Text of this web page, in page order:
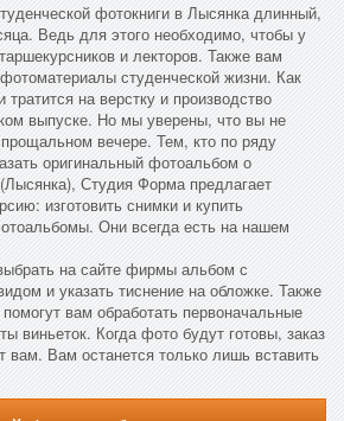
фотокниги в Лысянка длинный,
Ведь для этого необходимо, чтобы у
и лекторов. Также вам
студенческой жизни. Как
на верстку и производство
выпуске. Но мы уверены, что вы не
вечере. Тем, кто по ряду
оригинальный фотоальбом о
Студия Форма предлагает
изготовить снимки и купить
Они всегда есть на нашем
на сайте фирмы альбом с
и указать тиснение на обложке. Также
вам обработать первоначальные
виньеток. Когда фото будут готовы, заказ
Вам останется только лишь вставить